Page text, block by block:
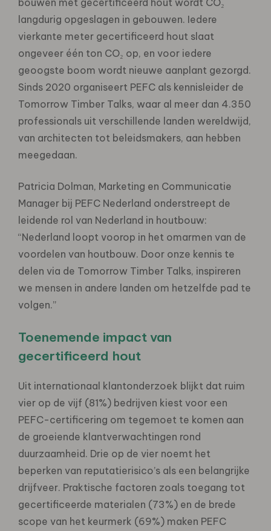
langdurig opgeslagen in gebouwen. Iedere
vierkante meter gecertificeerd hout slaat
ongeveer één ton CO₂ op, en voor iedere
geoogste boom wordt nieuwe aanplant gezorgd.
Sinds 2020 organiseert PEFC als kennisleider de
Tomorrow Timber Talks, waar al meer dan 4.350
professionals uit verschillende landen wereldwijd,
van architecten tot beleidsmakers, aan hebben
meegedaan.
Patricia Dolman, Marketing en Communicatie
Manager bij PEFC Nederland onderstreept de
leidende rol van Nederland in houtbouw:
“Nederland loopt voorop in het omarmen van de
voordelen van houtbouw. Door onze kennis te
delen via de Tomorrow Timber Talks, inspireren
we mensen in andere landen om hetzelfde pad te
volgen.”
Toenemende impact van
gecertificeerd hout
Uit internationaal klantonderzoek blijkt dat ruim
vier op de vijf (81%) bedrijven kiest voor een
PEFC-certificering om tegemoet te komen aan
de groeiende klantverwachtingen rond
duurzaamheid. Drie op de vier noemt het
beperken van reputatierisico’s als een belangrijke
drijfveer. Praktische factoren zoals toegang tot
gecertificeerde materialen (73%) en de brede
scope van het keurmerk (69%) maken PEFC